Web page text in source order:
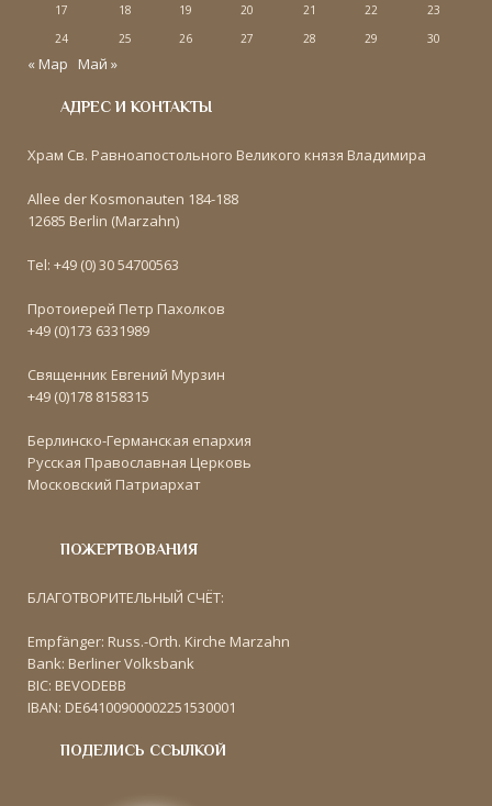
17
18 19 20 21 22
23
24
25 26 27 28 29 30
« Мар Май »
АДРЕС И КОНТАКТЫ
Храм Св. Равноапостольного Великого князя Владимира
Allee der Kosmonauten 184-188
12685 Berlin (Marzahn)
Tel: +49 (0) 30 54700563
Протоиерей Петр Пахолков
+49 (0)173 6331989
Священник Евгений Мурзин
+49 (0)178 8158315
Берлинско-Германская епархия
Русская Православная Церковь
Московский Патриархат
ПОЖЕРТВОВАНИЯ
БЛАГОТВОРИТЕЛЬНЫЙ СЧЁТ:
Empfänger: Russ.-Orth. Kirche Marzahn
Bank: Berliner Volksbank
BIC: BEVODEBB
IBAN: DE64100900002251530001
ПОДЕЛИСЬ ССЫЛКОЙ